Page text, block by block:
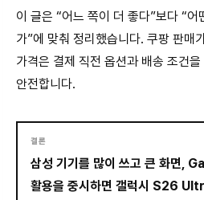
이 글은 “어느 쪽이 더 좋다”보다 “
가”에 맞춰 정리했습니다. 쿠팡 판매
가격은 결제 직전 옵션과 배송 조건
안전합니다.
결론
삼성 기기를 많이 쓰고 큰 화면,
활용을 중시하면 갤럭시 S26